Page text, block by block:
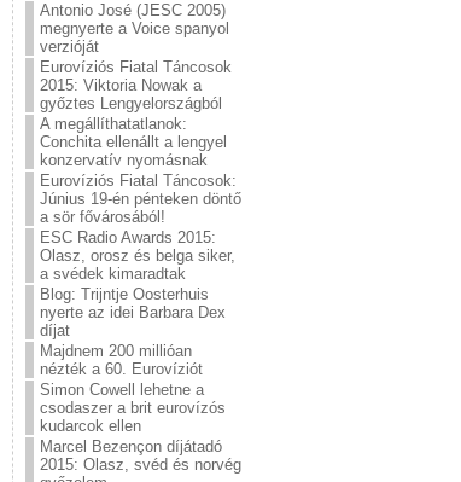
Antonio José (JESC 2005)
megnyerte a Voice spanyol
verzióját
Eurovíziós Fiatal Táncosok
2015: Viktoria Nowak a
győztes Lengyelországból
A megállíthatatlanok:
Conchita ellenállt a lengyel
konzervatív nyomásnak
Eurovíziós Fiatal Táncosok:
Június 19-én pénteken döntő
a sör fővárosából!
ESC Radio Awards 2015:
Olasz, orosz és belga siker,
a svédek kimaradtak
Blog: Trijntje Oosterhuis
nyerte az idei Barbara Dex
díjat
Majdnem 200 millióan
nézték a 60. Eurovíziót
Simon Cowell lehetne a
csodaszer a brit eurovízós
kudarcok ellen
Marcel Bezençon díjátadó
2015: Olasz, svéd és norvég